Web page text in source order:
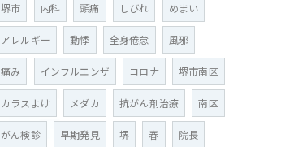
堺市 内科 頭痛 しびれ めまい
アレルギー 動悸 全身倦怠 風邪
痛み インフルエンザ コロナ 堺市南区
カラスよけ メダカ 抗がん剤治療 南区
がん検診 早期発見 堺 春 院長